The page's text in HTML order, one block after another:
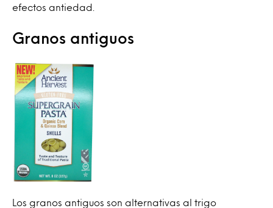
efectos antiedad.
Granos antiguos
Los granos antiguos son alternativas al trigo